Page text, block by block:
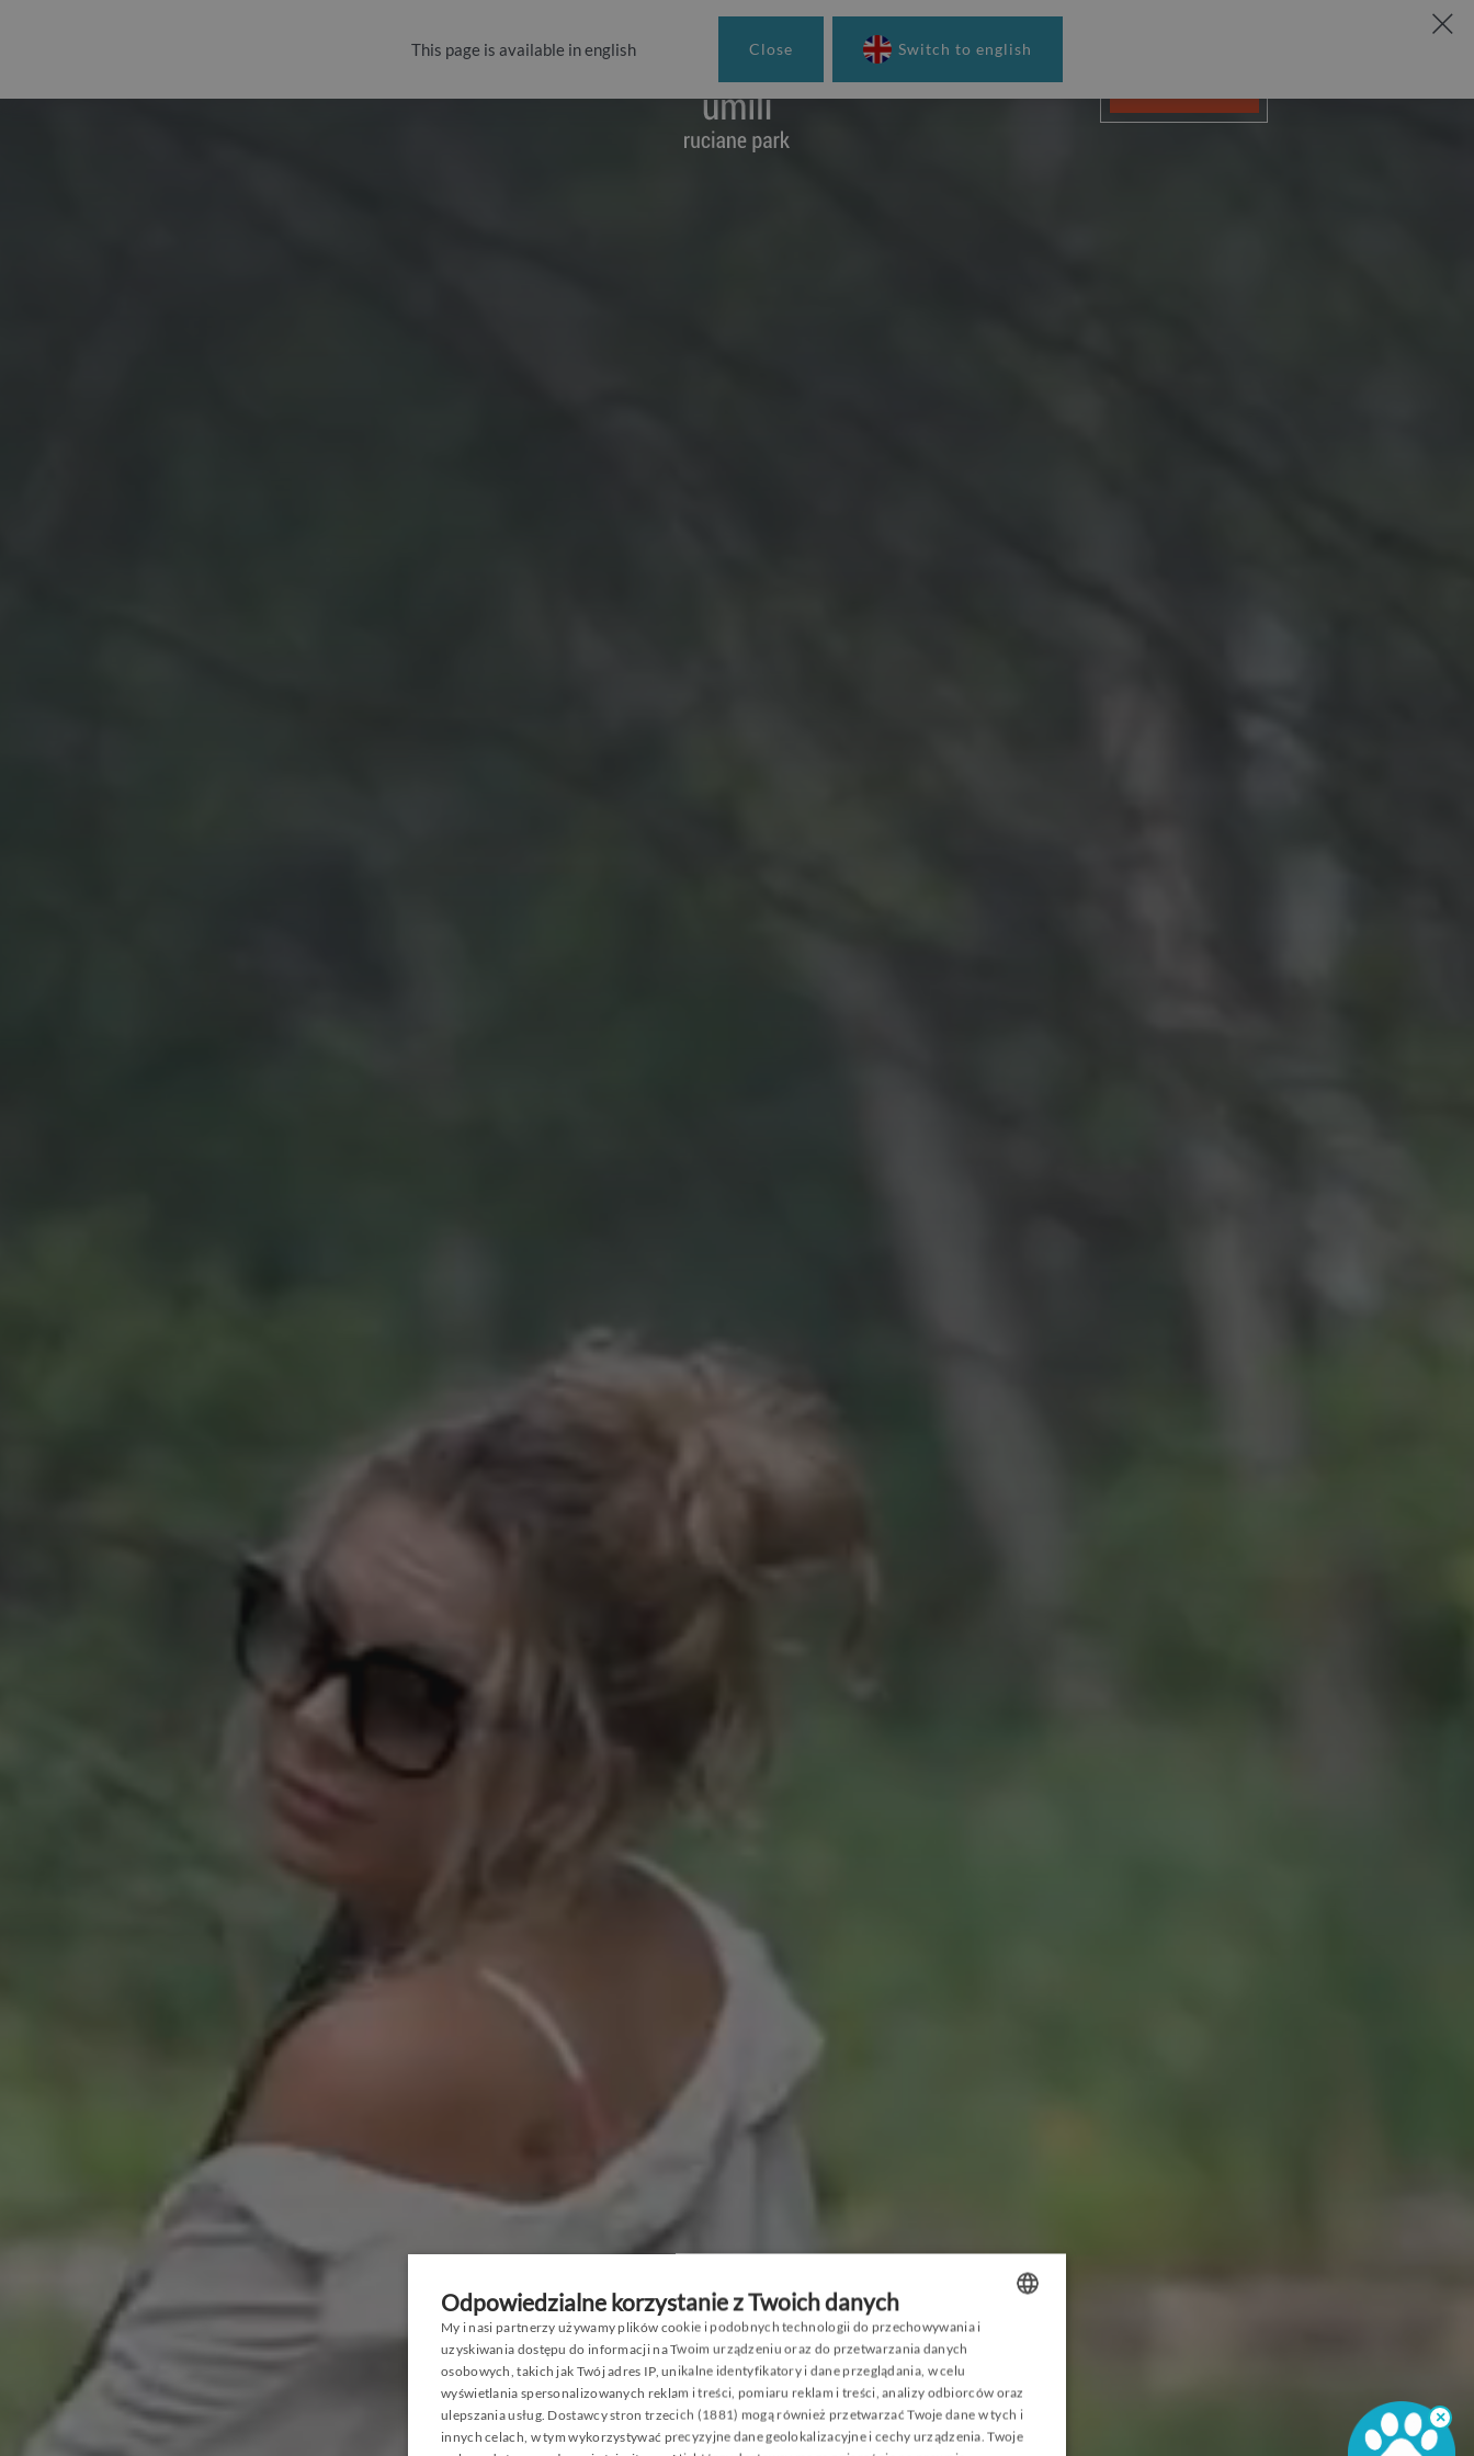
HOME
WAKACJE NA MAZURACH
2026
PROMOCJE I PAKIETY
RESORT
×
This page is available in english Close Switch to english
GERMAN
Odpowiedzialne korzystanie z Twoich danych
My i nasi partnerzy używamy plików cookie i podobnych technologii do przechowywania i
uzyskiwania dostępu do informacji na Twoim urządzeniu oraz do przetwarzania danych
osobowych, takich jak Twój adres IP, unikalne identyfikatory i dane przeglądania, w celu
wyświetlania spersonalizowanych reklam i treści, pomiaru reklam i treści, analizy odbiorców oraz
ulepszania usług. Dostawcy stron trzecich (1881) mogą również przetwarzać Twoje dane w tych i
innych celach, w tym wykorzystywać precyzyjne dane geolokalizacyjne i cechy urządzenia. Twoje